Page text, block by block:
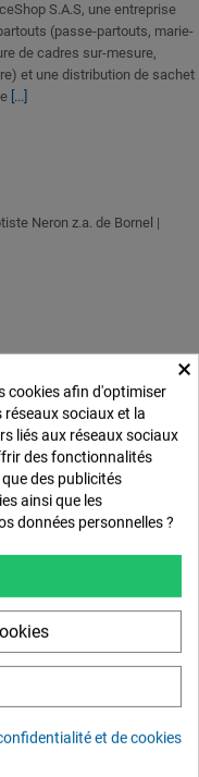
S.A.S, une entreprise
(passe-partouts, marie-
de cadres sur-mesure,
et une distribution de sachet
[...]
Neron z.a. de Bornel |
S'abonner
×
cookies afin d'optimiser
sociaux et la
liés aux réseaux sociaux
des fonctionnalités
des publicités
ainsi que les
données personnelles ?
et de cookies